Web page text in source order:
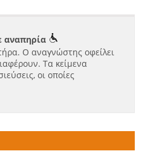
αναπηρία
Ο αναγνώστης οφείλει
Τα κείμενα
οι οποίες